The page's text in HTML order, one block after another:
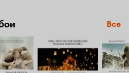
Все